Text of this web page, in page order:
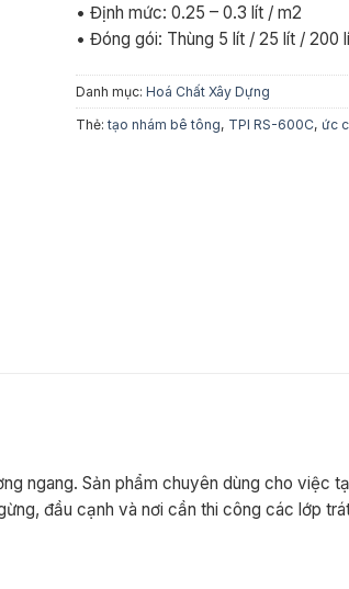
• Định mức: 0.25 – 0.3 lít / m2
• Đóng gói: Thùng 5 lít / 25 lít / 200
Danh mục: Hoá Chất Xây Dựng
Thẻ: tạo nhám bê tông, TPI RS-600C, ức
ngang. Sản phẩm chuyên dùng cho việc
đầu cạnh và nơi cần thi công các lớp